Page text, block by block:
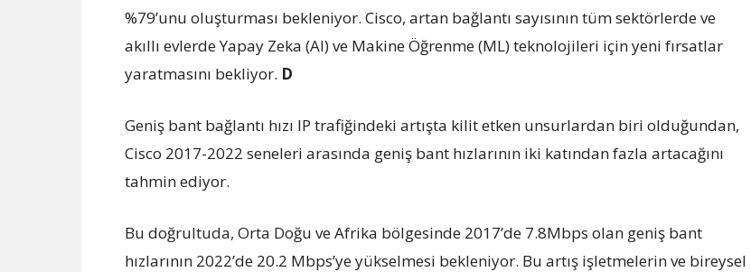
%79’unu oluşturması bekleniyor. Cisco, artan bağlantı sayısının tüm sektörlerde ve
akıllı evlerde Yapay Zeka (AI) ve Makine Öğrenme (ML) teknolojileri için yeni fırsatlar
yaratmasını bekliyor. D
Geniş bant bağlantı hızı IP trafiğindeki artışta kilit etken unsurlardan biri olduğundan,
Cisco 2017-2022 seneleri arasında geniş bant hızlarının iki katından fazla artacağını
tahmin ediyor.
Bu doğrultuda, Orta Doğu ve Afrika bölgesinde 2017’de 7.8Mbps olan geniş bant
hızlarının 2022’de 20.2 Mbps’ye yükselmesi bekleniyor. Bu artış işletmelerin ve bireysel